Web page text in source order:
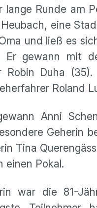
Runde am
eine
und ließ es
Er gewann mit
Robin Duha
Roland
Anni
Geherin
Tina
einen Pokal.
war die 81-